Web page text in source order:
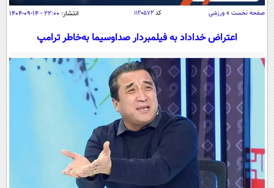
اقتصاد
حوادث
سلامت
یک برش دانایی
محیط زیست
سفر و تفریح
بین الملل
سیاست خارجی
فرهنگ و هنر
علم و دانش
فناوری و It
قرآن
صفحه نخست » ورزشی کد ۱۱۲۰۵۷۲ انتشار: ۲۲:۰۰ - ۱۴-۰۹-۱۴۰۴
اعتراض خداداد به فیلمبردار صداوسیما به‌خاطر ترامپ